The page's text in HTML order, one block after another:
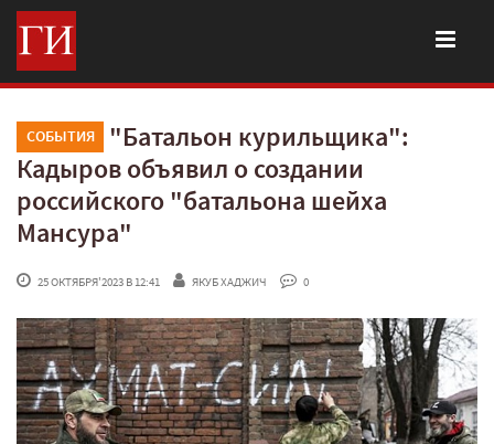
СОБЫТИЯ
"Батальон курильщика":
Кадыров объявил о создании
российского "батальона шейха
Мансура"
25 ОКТЯБРЯ'2023 В 12:41 ЯКУБ ХАДЖИЧ 0